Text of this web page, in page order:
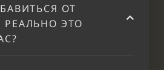
2000
ОТ
ЭТО